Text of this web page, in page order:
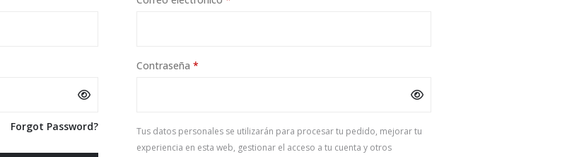
Forgot Password?
Contraseña *
Tus datos personales se utilizarán para procesar tu pedido, mejorar tu
experiencia en esta web, gestionar el acceso a tu cuenta y otros